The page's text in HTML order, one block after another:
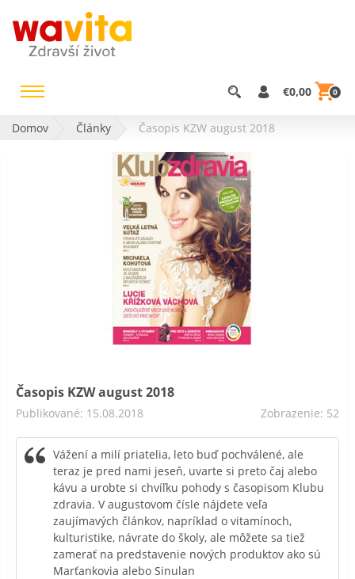
€0,00 0
Domov Články Časopis KZW august 2018
Časopis KZW august 2018
Publikované: 15.08.2018 Zobrazenie: 52
Vážení a milí priatelia, leto buď pochválené, ale
teraz je pred nami jeseň, uvarte si preto čaj alebo
kávu a urobte si chvíľku pohody s časopisom Klubu
zdravia. V augustovom čísle nájdete veľa
zaujímavých článkov, napríklad o vitamínoch,
kulturistike, návrate do školy, ale môžete sa tiež
zamerať na predstavenie nových produktov ako sú
Marťankovia alebo Sinulan